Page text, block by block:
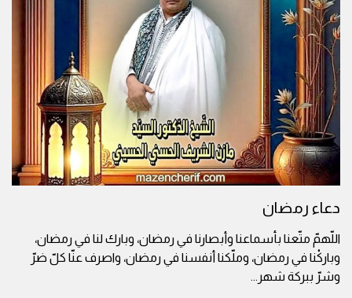
دعاء رمضان
اللّهمّ متّعنا بأسماعنا وأبصارنا في رمضان، وبارك لنا في رمضان،
وباركْنا في رمضان، وملّكنا أنفسنا في رمضان، واصرف عنّا كلّ ضرّ
وشرّ ببركة شهر ...